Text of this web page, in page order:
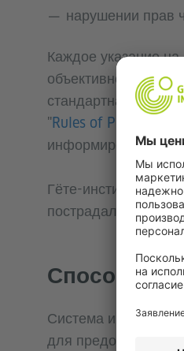
нарушении прав
Каждое указание
объективной,
стандартная
"Rules of Procedure
информирования о
Гёте-институт
пострадало, при
Способы
Система
для